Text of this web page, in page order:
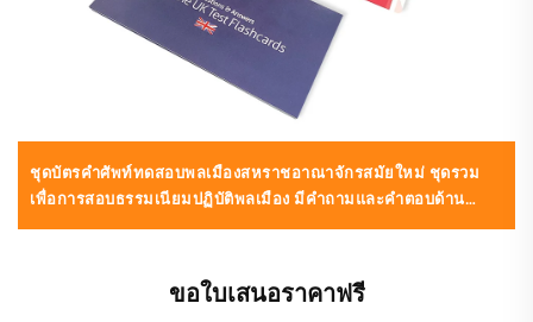
ชุดบัตรคำศัพท์ทดสอบพลเมืองสหราชอาณาจักรสมัยใหม่ ชุดรวม
เพื่อการสอบธรรมเนียมปฏิบัติพลเมือง มีคำถามและคำตอบด้าน
ขอใบเสนอราคาฟรี